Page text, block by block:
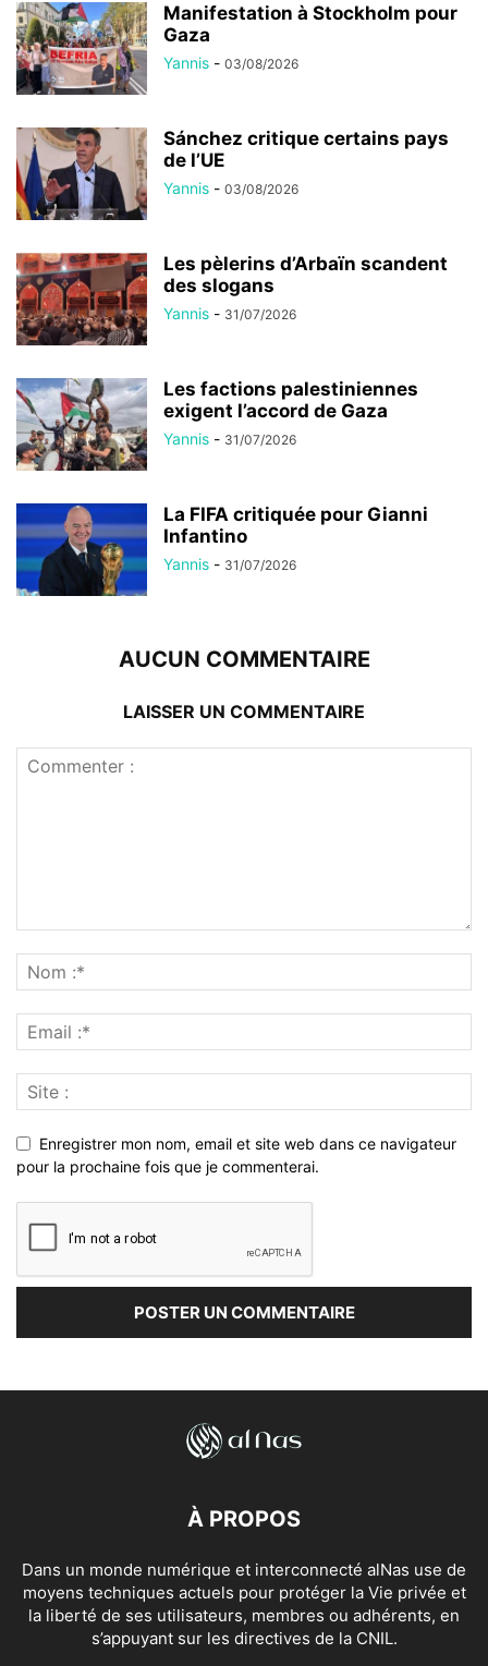
Manifestation à Stockholm pour
Gaza
Yannis - 03/08/2026
Sánchez critique certains pays
de l’UE
Yannis - 03/08/2026
Les pèlerins d’Arbaïn scandent
des slogans
Yannis - 31/07/2026
Les factions palestiniennes
exigent l’accord de Gaza
Yannis - 31/07/2026
La FIFA critiquée pour Gianni
Infantino
Yannis - 31/07/2026
AUCUN COMMENTAIRE
LAISSER UN COMMENTAIRE
Enregistrer mon nom, email et site web dans ce navigateur
pour la prochaine fois que je commenterai.
À PROPOS
Dans un monde numérique et interconnecté alNas use de
moyens techniques actuels pour protéger la Vie privée et
la liberté de ses utilisateurs, membres ou adhérents, en
s’appuyant sur les directives de la CNIL.